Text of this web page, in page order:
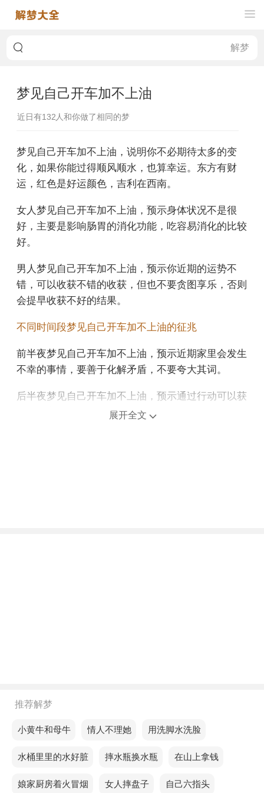
梦见自己开车加不上油
近日有132人和你做了相同的梦
梦见自己开车加不上油，说明你不必期待太多的变
化，如果你能过得顺风顺水，也算幸运。东方有财
运，红色是好运颜色，吉利在西南。
女人梦见自己开车加不上油，预示身体状况不是很
好，主要是影响肠胃的消化功能，吃容易消化的比较
好。
男人梦见自己开车加不上油，预示你近期的运势不
错，可以收获不错的收获，但也不要贪图享乐，否则
会提早收获不好的结果。
不同时间段梦见自己开车加不上油的征兆
前半夜梦见自己开车加不上油，预示近期家里会发生
不幸的事情，要善于化解矛盾，不要夸大其词。
后半夜梦见自己开车加不上油，预示通过行动可以获
得的财富、增值的投资项目和长期偿还的债务方面的
将要求你学会如何做出困难决策。
老人梦见自己开车加不上油，表示出行顺利，可以如
不同的人梦见自己开车加不上油预示着什么？
展开全文
推荐解梦
梦见小黄牛和母牛梦见情人不理她梦见用洗脚水洗脸
梦见水桶里里的水好脏梦见摔水瓶换水瓶梦见在山上拿钱
梦见娘家厨房着火冒烟梦见女人摔盘子梦见自己六指头